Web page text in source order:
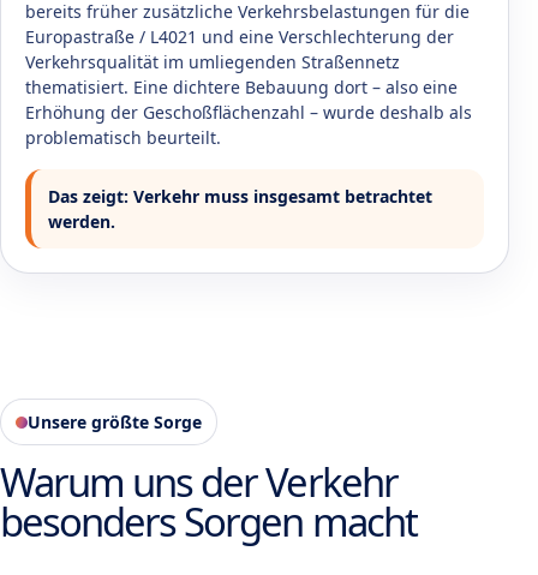
bereits früher zusätzliche Verkehrsbelastungen für die
Europastraße / L4021 und eine Verschlechterung der
Verkehrsqualität im umliegenden Straßennetz
thematisiert. Eine dichtere Bebauung dort – also eine
Erhöhung der Geschoßflächenzahl – wurde deshalb als
problematisch beurteilt.
Das zeigt: Verkehr muss insgesamt betrachtet
werden.
Unsere größte Sorge
Warum uns der Verkehr
besonders Sorgen macht